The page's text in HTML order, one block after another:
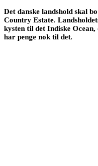
Det danske landshold skal
Country Estate.
kysten til det Indiske
har penge nok til det.